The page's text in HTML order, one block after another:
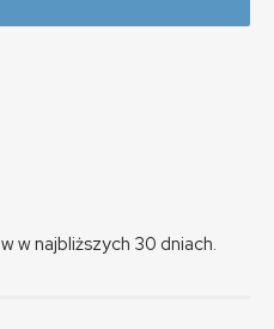
w najbliższych 30 dniach.